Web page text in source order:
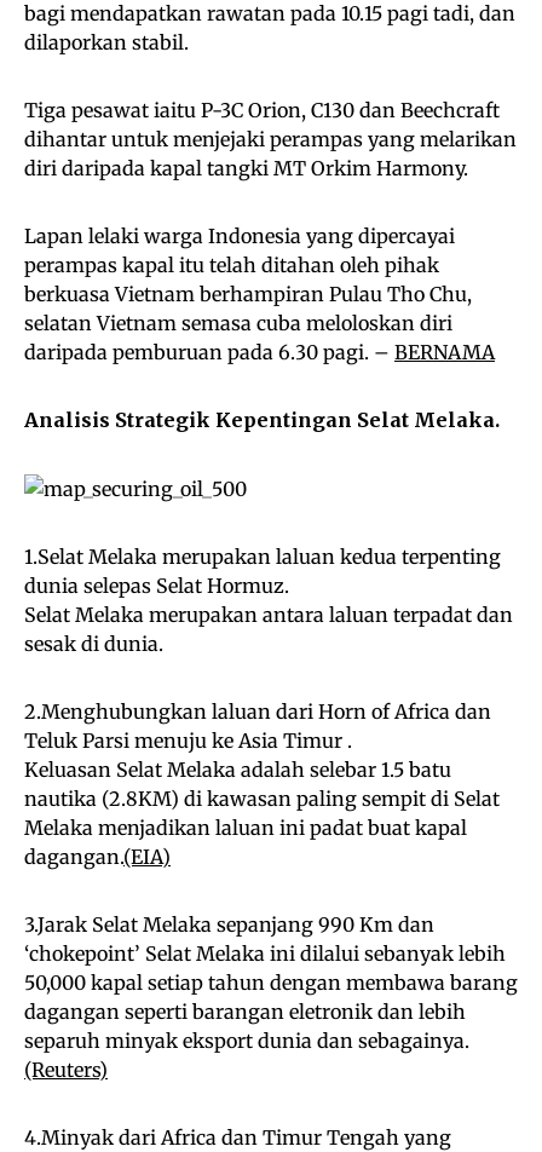
bagi mendapatkan rawatan pada 10.15 pagi tadi, dan
dilaporkan stabil.
Tiga pesawat iaitu P-3C Orion, C130 dan Beechcraft
dihantar untuk menjejaki perampas yang melarikan
diri daripada kapal tangki MT Orkim Harmony.
Lapan lelaki warga Indonesia yang dipercayai
perampas kapal itu telah ditahan oleh pihak
berkuasa Vietnam berhampiran Pulau Tho Chu,
selatan Vietnam semasa cuba meloloskan diri
daripada pemburuan pada 6.30 pagi. – BERNAMA
Analisis Strategik Kepentingan Selat Melaka.
1.Selat Melaka merupakan laluan kedua terpenting
dunia selepas Selat Hormuz.
Selat Melaka merupakan antara laluan terpadat dan
sesak di dunia.
2.Menghubungkan laluan dari Horn of Africa dan
Teluk Parsi menuju ke Asia Timur .
Keluasan Selat Melaka adalah selebar 1.5 batu
nautika (2.8KM) di kawasan paling sempit di Selat
Melaka menjadikan laluan ini padat buat kapal
dagangan.(EIA)
3.Jarak Selat Melaka sepanjang 990 Km dan
‘chokepoint’ Selat Melaka ini dilalui sebanyak lebih
50,000 kapal setiap tahun dengan membawa barang
dagangan seperti barangan eletronik dan lebih
separuh minyak eksport dunia dan sebagainya.
(Reuters)
4.Minyak dari Africa dan Timur Tengah yang